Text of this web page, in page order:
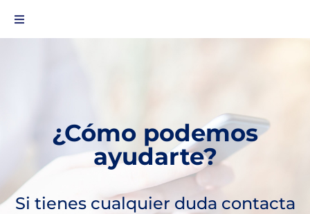
¿Cómo podemos
ayudarte?
Si tienes cualquier duda contacta